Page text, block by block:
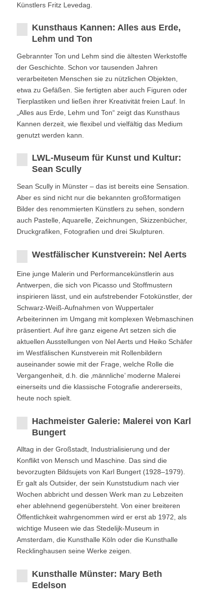
Künstlers Fritz Levedag.
Kunsthaus Kannen: Alles aus Erde,
Lehm und Ton
Gebrannter Ton und Lehm sind die ältesten Werkstoffe
der Geschichte. Schon vor tausenden Jahren
verarbeiteten Menschen sie zu nützlichen Objekten,
etwa zu Gefäßen. Sie fertigten aber auch Figuren oder
Tierplastiken und ließen ihrer Kreativität freien Lauf. In
„Alles aus Erde, Lehm und Ton“ zeigt das Kunsthaus
Kannen derzeit, wie flexibel und vielfältig das Medium
genutzt werden kann.
LWL-Museum für Kunst und Kultur:
Sean Scully
Sean Scully in Münster – das ist bereits eine Sensation.
Aber es sind nicht nur die bekannten großformatigen
Bilder des renommierten Künstlers zu sehen, sondern
auch Pastelle, Aquarelle, Zeichnungen, Skizzenbücher,
Druckgrafiken, Fotografien und drei Skulpturen.
Westfälischer Kunstverein: Nel Aerts
Eine junge Malerin und Performancekünstlerin aus
Antwerpen, die sich von Picasso und Stoffmustern
inspirieren lässt, und ein aufstrebender Fotokünstler, der
Schwarz-Weiß-Aufnahmen von Wuppertaler
Arbeiterinnen im Umgang mit komplexen Webmaschinen
präsentiert. Auf ihre ganz eigene Art setzen sich die
aktuellen Ausstellungen von Nel Aerts und Heiko Schäfer
im Westfälischen Kunstverein mit Rollenbildern
auseinander sowie mit der Frage, welche Rolle die
Vergangenheit, d.h. die ‚männliche’ moderne Malerei
einerseits und die klassische Fotografie andererseits,
heute noch spielt.
Hachmeister Galerie: Malerei von Karl
Bungert
Alltag in der Großstadt, Industrialisierung und der
Konflikt von Mensch und Maschine. Das sind die
bevorzugten Bildsujets von Karl Bungert (1928–1979).
Er galt als Outsider, der sein Kunststudium nach vier
Wochen abbricht und dessen Werk man zu Lebzeiten
eher ablehnend gegenübersteht. Von einer breiteren
Öffentlichkeit wahrgenommen wird er erst ab 1972, als
wichtige Museen wie das Stedelijk-Museum in
Amsterdam, die Kunsthalle Köln oder die Kunsthalle
Recklinghausen seine Werke zeigen.
Kunsthalle Münster: Mary Beth
Edelson